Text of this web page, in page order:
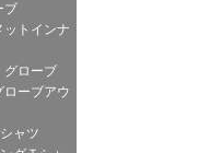
ブ
ットインナ
ローブ
ローブアウ
ャツ